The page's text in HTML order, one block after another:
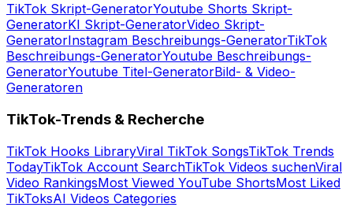
TikTok Skript-GeneratorYoutube Shorts Skript-
GeneratorKI Skript-GeneratorVideo Skript-
GeneratorInstagram Beschreibungs-GeneratorTikTok
Beschreibungs-GeneratorYoutube Beschreibungs-
GeneratorYoutube Titel-GeneratorBild- & Video-
Generatoren
TikTok-Trends & Recherche
TikTok Hooks LibraryViral TikTok SongsTikTok Trends
TodayTikTok Account SearchTikTok Videos suchenViral
Video RankingsMost Viewed YouTube ShortsMost Liked
TikToksAI Videos Categories